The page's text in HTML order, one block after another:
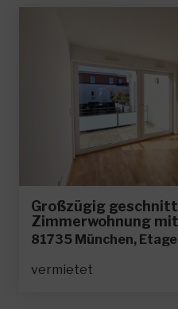
Großzügig
Zimmerwohnung
81735 München,
vermietet